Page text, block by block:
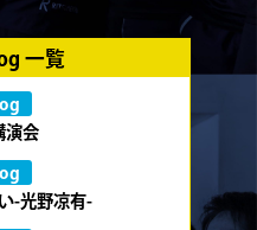
一覧
演会
-光野凉有-